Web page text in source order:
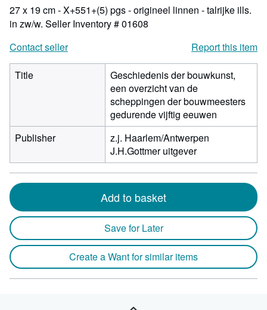
27 x 19 cm - X+551+(5) pgs - origineel linnen - talrijke ills.
in zw/w. Seller Inventory # 01608
Contact seller
Report this item
Title
Geschiedenis der bouwkunst,
een overzicht van de
scheppingen der bouwmeesters
gedurende vijftig eeuwen
Publisher
z.j. Haarlem/Antwerpen
J.H.Gottmer uitgever
Add to basket
Save for Later
Create a Want for similar items